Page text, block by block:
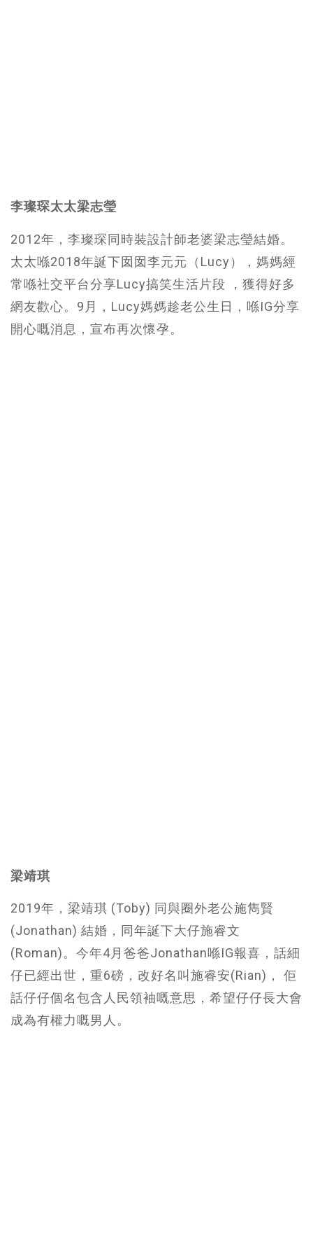
李璨琛太太梁志瑩
2012年，李璨琛同時裝設計師老婆梁志瑩結婚。
太太喺2018年誕下囡囡李元元（Lucy），媽媽經
常喺社交平台分享Lucy搞笑生活片段 ，獲得好多
網友歡心。9月，Lucy媽媽趁老公生日，喺IG分享
開心嘅消息，宣布再次懷孕。
梁靖琪
2019年，梁靖琪 (Toby) 同與圈外老公施雋賢
(Jonathan) 結婚，同年誕下大仔施睿文
(Roman)。今年4月爸爸Jonathan喺IG報喜，話細
仔已經出世，重6磅，改好名叫施睿安(Rian)， 佢
話仔仔個名包含人民領袖嘅意思，希望仔仔長大會
成為有權力嘅男人。